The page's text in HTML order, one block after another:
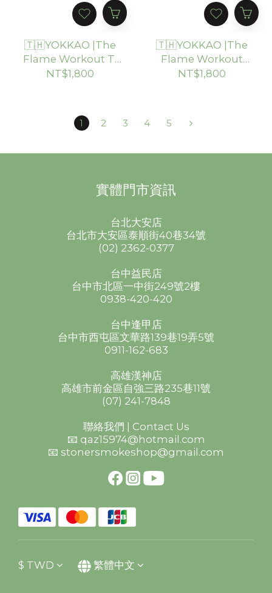
🇹🇭YOKKAO |The
Flame Workout T-
Shirts 訓練短袖
NT$1,800
🇹🇭YOKKAO |The
Flame Workout
Tank 訓練背心
NT$1,800
1 2 3 4 5
實體門市資訊
台北大安店
台北市大安區泰順街40巷34號
(02) 2362-0377
台中益民店
台中市北區一中街249號2樓
0938-420-420
台中逢甲店
台中市西屯區文華路139巷19弄5號
0911-162-683
高雄漢神店
高雄市前金區自強三路235巷11號
(07) 241-7848
聯絡我們 | Contact Us
📧 qaz15974@hotmail.com
📧 stonersmokeshop@gmail.com
$ TWD 繁體中文